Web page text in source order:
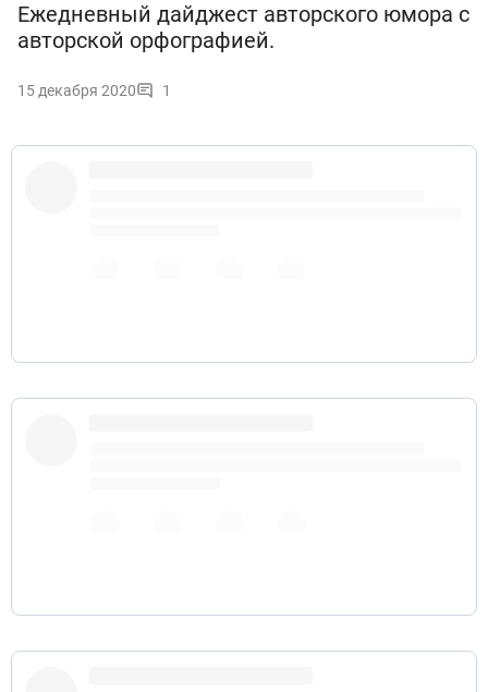
Ежедневный дайджест авторского юмора с
авторской орфографией.
15 декабря 2020 1